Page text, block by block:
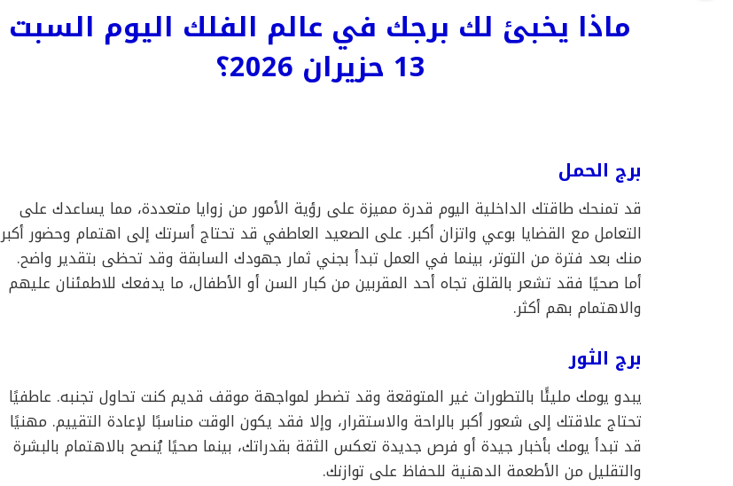
ماذا يخبئ لك برجك في عالم الفلك اليوم السبت
13 حزيران 2026؟
برج الحمل
قد تمنحك طاقتك الداخلية اليوم قدرة مميزة على رؤية الأمور من زوايا متعددة، مما يساعدك على
التعامل مع القضايا بوعي واتزان أكبر. على الصعيد العاطفي قد تحتاج أسرتك إلى اهتمام وحضور أكبر
منك بعد فترة من التوتر، بينما في العمل تبدأ بجني ثمار جهودك السابقة وقد تحظى بتقدير واضح.
أما صحيًا فقد تشعر بالقلق تجاه أحد المقربين من كبار السن أو الأطفال، ما يدفعك للاطمئنان عليهم
والاهتمام بهم أكثر.
برج الثور
يبدو يومك مليئًا بالتطورات غير المتوقعة وقد تضطر لمواجهة موقف قديم كنت تحاول تجنبه. عاطفيًا
تحتاج علاقتك إلى شعور أكبر بالراحة والاستقرار، وإلا فقد يكون الوقت مناسبًا لإعادة التقييم. مهنيًا
قد تبدأ يومك بأخبار جيدة أو فرص جديدة تعكس الثقة بقدراتك، بينما صحيًا يُنصح بالاهتمام بالبشرة
والتقليل من الأطعمة الدهنية للحفاظ على توازنك.